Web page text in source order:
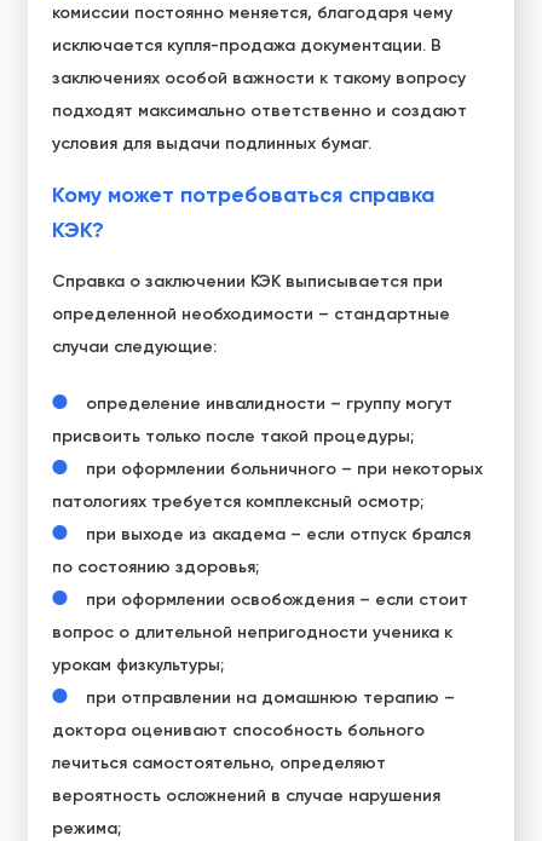
комиссии постоянно меняется, благодаря чему
исключается купля-продажа документации. В
заключениях особой важности к такому вопросу
подходят максимально ответственно и создают
условия для выдачи подлинных бумаг.
Кому может потребоваться справка
КЭК?
Справка о заключении КЭК выписывается при
определенной необходимости – стандартные
случаи следующие:
определение инвалидности – группу могут
присвоить только после такой процедуры;
при оформлении больничного – при некоторых
патологиях требуется комплексный осмотр;
при выходе из академа – если отпуск брался
по состоянию здоровья;
при оформлении освобождения – если стоит
вопрос о длительной непригодности ученика к
урокам физкультуры;
при отправлении на домашнюю терапию –
доктора оценивают способность больного
лечиться самостоятельно, определяют
вероятность осложнений в случае нарушения
режима;